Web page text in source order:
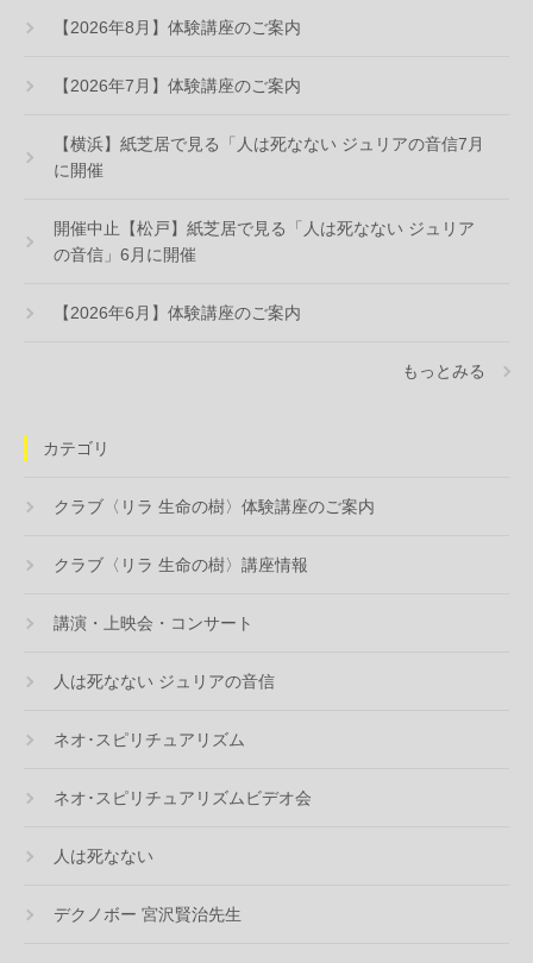
【2026年8月】体験講座のご案内
【2026年7月】体験講座のご案内
【横浜】紙芝居で見る「人は死なない ジュリアの音信7月
に開催
開催中止【松戸】紙芝居で見る「人は死なない ジュリア
の音信」6月に開催
【2026年6月】体験講座のご案内
もっとみる
カテゴリ
クラブ〈リラ 生命の樹〉体験講座のご案内
クラブ〈リラ 生命の樹〉講座情報
講演・上映会・コンサート
人は死なない ジュリアの音信
ネオ･スピリチュアリズム
ネオ･スピリチュアリズムビデオ会
人は死なない
デクノボー 宮沢賢治先生